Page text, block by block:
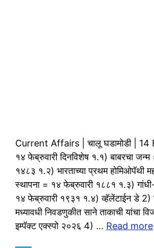
Current Affairs | चालू घडामोडी | 14
१४ फेब्रुवारी दिनविशेष १.१) बाबरचा
१४८३ १.२) भारताच्या प्रथम होमिओपॅथी
स्थापना = १४ फेब्रुवारी १८८१ १.३)
१४ फेब्रुवारी १९३१ १.४) व्हॅलेंटाईन डे 2)
मध्यावधी निवडणुकीत साने ताकाची यांचा
इम्पॅक्ट एक्स्पो २०२६ 4) … Read more